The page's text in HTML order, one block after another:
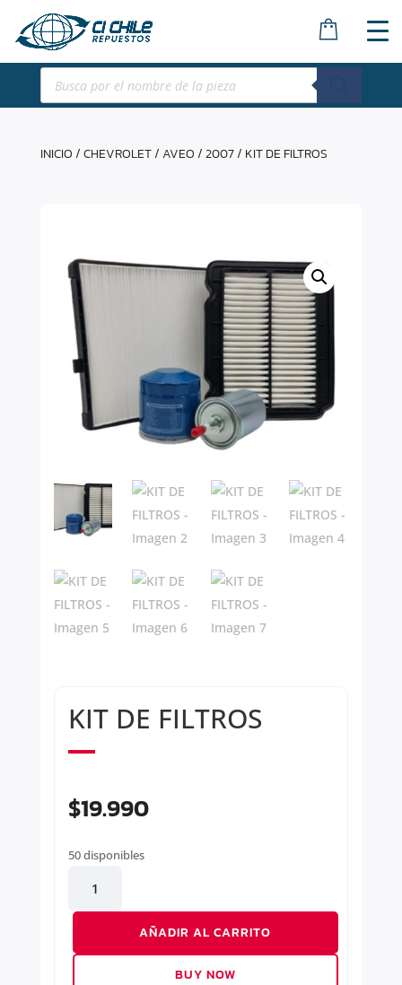
Búsqueda
productos
INICIO/CHEVROLET/AVEO/2007/ KIT DE FILTROS
KIT DE FILTROS
$19.990
50 disponibles
FILTROS
AÑADIR AL CARRITO
BUY NOW